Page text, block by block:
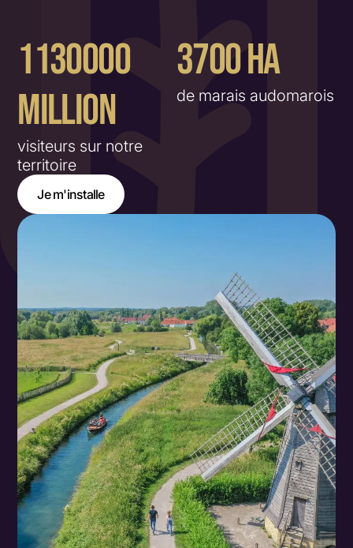
1130000
MILLION
visiteurs sur notre
territoire
3700HA
de marais audomarois
Je m'installe